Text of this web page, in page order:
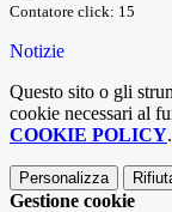
Contatore click: 15
Notizie
Questo sito o gli
cookie necessari al
COOKIE POLICY.
Personalizza
Gestione cookie